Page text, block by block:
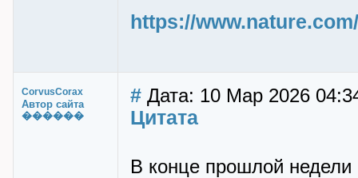
https://
CorvusCorax
Автор сайта
������
# Дата: 10 Мар 2026
Цитата
В конце прошлой